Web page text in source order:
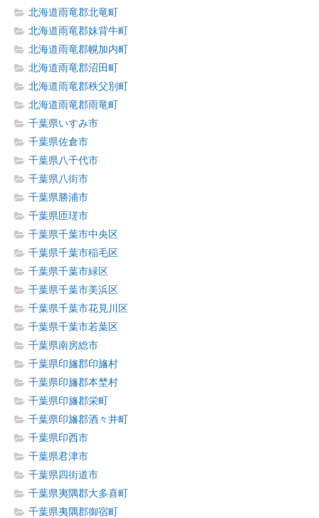
北海道雨竜郡北竜町
北海道雨竜郡妹背牛町
北海道雨竜郡幌加内町
北海道雨竜郡沼田町
北海道雨竜郡秩父別町
北海道雨竜郡雨竜町
千葉県いすみ市
千葉県佐倉市
千葉県八千代市
千葉県八街市
千葉県勝浦市
千葉県匝瑳市
千葉県千葉市中央区
千葉県千葉市稲毛区
千葉県千葉市緑区
千葉県千葉市美浜区
千葉県千葉市花見川区
千葉県千葉市若葉区
千葉県南房総市
千葉県印旛郡印旛村
千葉県印旛郡本埜村
千葉県印旛郡栄町
千葉県印旛郡酒々井町
千葉県印西市
千葉県君津市
千葉県四街道市
千葉県夷隅郡大多喜町
千葉県夷隅郡御宿町